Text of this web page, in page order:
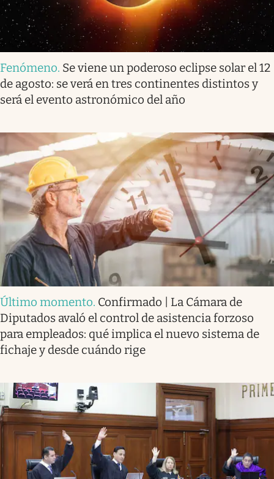
Fenómeno. Se viene un poderoso eclipse solar el 12
de agosto: se verá en tres continentes distintos y
será el evento astronómico del año
Último momento. Confirmado | La Cámara de
Diputados avaló el control de asistencia forzoso
para empleados: qué implica el nuevo sistema de
fichaje y desde cuándo rige